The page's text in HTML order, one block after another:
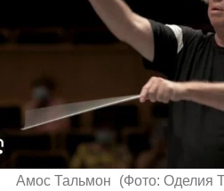
Амос Тальмон (Фото: Оделия